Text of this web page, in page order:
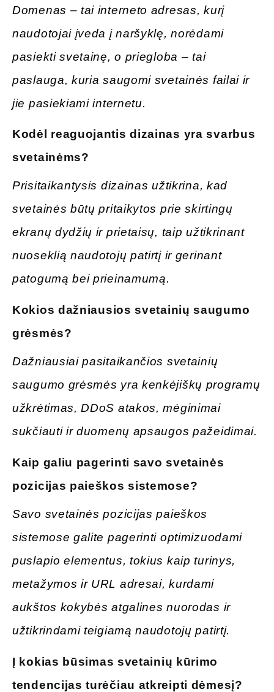
Domenas – tai interneto adresas, kurį
naudotojai įveda į naršyklę, norėdami
pasiekti svetainę, o priegloba – tai
paslauga, kuria saugomi svetainės failai ir
jie pasiekiami internetu.
Kodėl reaguojantis dizainas yra svarbus
svetainėms?
Prisitaikantysis dizainas užtikrina, kad
svetainės būtų pritaikytos prie skirtingų
ekranų dydžių ir prietaisų, taip užtikrinant
nuoseklią naudotojų patirtį ir gerinant
patogumą bei prieinamumą.
Kokios dažniausios svetainių saugumo
grėsmės?
Dažniausiai pasitaikančios svetainių
saugumo grėsmės yra kenkėjiškų programų
užkrėtimas, DDoS atakos, mėginimai
sukčiauti ir duomenų apsaugos pažeidimai.
Kaip galiu pagerinti savo svetainės
pozicijas paieškos sistemose?
Savo svetainės pozicijas paieškos
sistemose galite pagerinti optimizuodami
puslapio elementus, tokius kaip turinys,
metažymos ir URL adresai, kurdami
aukštos kokybės atgalines nuorodas ir
užtikrindami teigiamą naudotojų patirtį.
Į kokias būsimas svetainių kūrimo
tendencijas turėčiau atkreipti dėmesį?